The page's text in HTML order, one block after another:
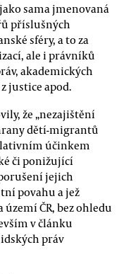
sama jmenovaná
příslušných
sféry, a to za
ale i právníků
akademických
justice apod.
že „nezajištění
dětí-migrantů
účinkem
či ponižující
jejich
povahu a jež
ČR, bez ohledu
v článku
práv